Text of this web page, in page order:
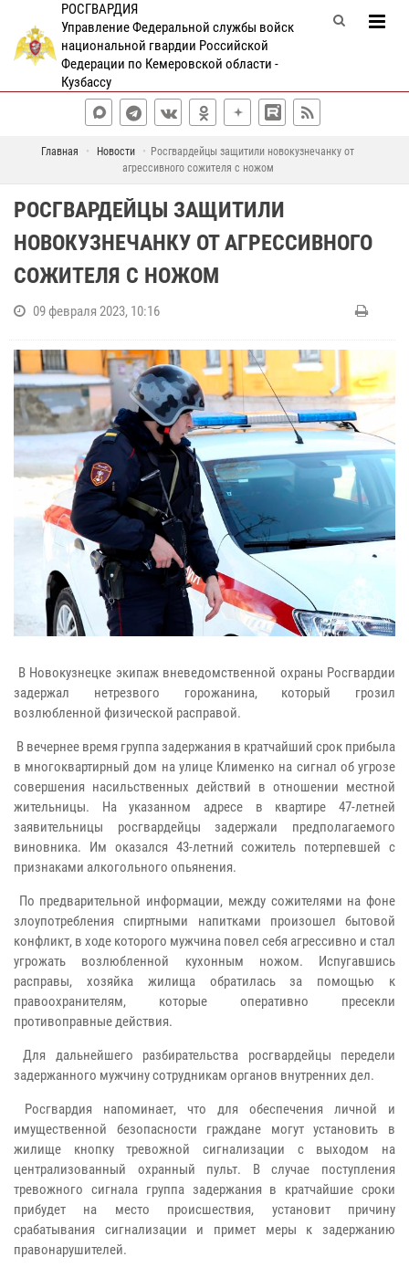
РОСГВАРДИЯ
Управление Федеральной службы войск
национальной гвардии Российской
Федерации по Кемеровской области -
Кузбассу
Главная Новости
Росгвардейцы защитили новокузнечанку от
агрессивного сожителя с ножом
РОСГВАРДЕЙЦЫ ЗАЩИТИЛИ
НОВОКУЗНЕЧАНКУ ОТ АГРЕССИВНОГО
СОЖИТЕЛЯ С НОЖОМ
09 февраля 2023, 10:16
В Новокузнецке экипаж вневедомственной охраны Росгвардии
задержал нетрезвого горожанина, который грозил
возлюбленной физической расправой.
В вечернее время группа задержания в кратчайший срок прибыла
в многоквартирный дом на улице Клименко на сигнал об угрозе
совершения насильственных действий в отношении местной
жительницы. На указанном адресе в квартире 47-летней
заявительницы росгвардейцы задержали предполагаемого
виновника. Им оказался 43-летний сожитель потерпевшей с
признаками алкогольного опьянения.
По предварительной информации, между сожителями на фоне
злоупотребления спиртными напитками произошел бытовой
конфликт, в ходе которого мужчина повел себя агрессивно и стал
угрожать возлюбленной кухонным ножом. Испугавшись
расправы, хозяйка жилища обратилась за помощью к
правоохранителям, которые оперативно пресекли
противоправные действия.
Для дальнейшего разбирательства росгвардейцы передели
задержанного мужчину сотрудникам органов внутренних дел.
Росгвардия напоминает, что для обеспечения личной и
имущественной безопасности граждане могут установить в
жилище кнопку тревожной сигнализации с выходом на
централизованный охранный пульт. В случае поступления
тревожного сигнала группа задержания в кратчайшие сроки
прибудет на место происшествия, установит причину
срабатывания сигнализации и примет меры к задержанию
правонарушителей.